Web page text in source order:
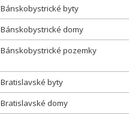
Bánskobystrické byty
Bánskobystrické domy
Bánskobystrické pozemky
Bratislavské byty
Bratislavské domy